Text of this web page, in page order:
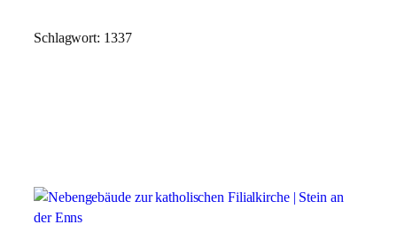
Schlagwort: 1337